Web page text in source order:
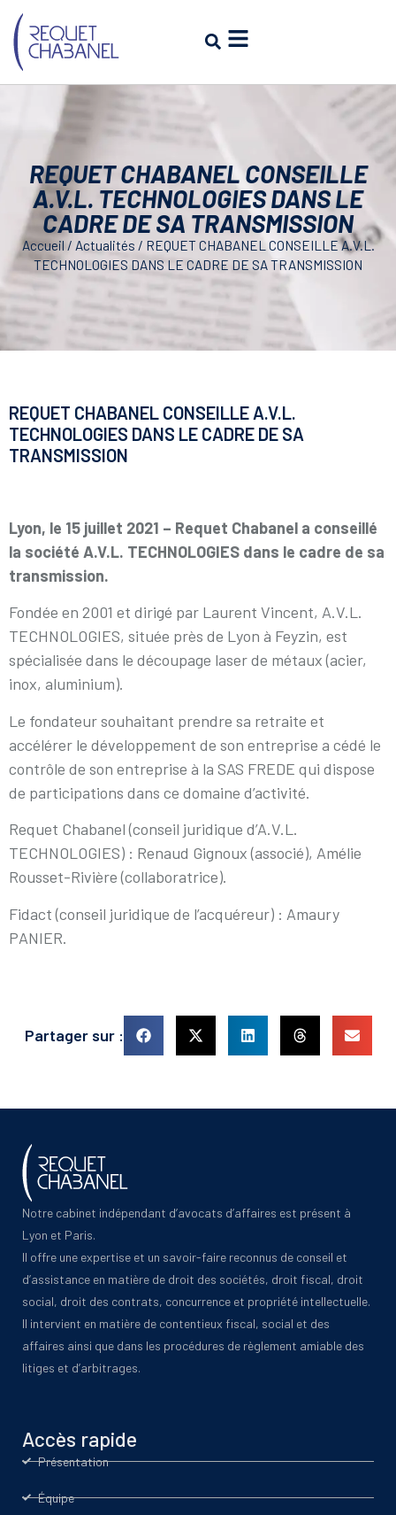
REQUET CHABANEL CONSEILLE
A.V.L. TECHNOLOGIES DANS LE
CADRE DE SA TRANSMISSION
Accueil / Actualités / REQUET CHABANEL CONSEILLE A.V.L.
TECHNOLOGIES DANS LE CADRE DE SA TRANSMISSION
REQUET CHABANEL CONSEILLE A.V.L.
TECHNOLOGIES DANS LE CADRE DE SA
TRANSMISSION
Lyon, le 15 juillet 2021 – Requet Chabanel a conseillé
la société A.V.L. TECHNOLOGIES dans le cadre de sa
transmission.
Fondée en 2001 et dirigé par Laurent Vincent, A.V.L.
TECHNOLOGIES, située près de Lyon à Feyzin, est
spécialisée dans le découpage laser de métaux (acier,
inox, aluminium).
Le fondateur souhaitant prendre sa retraite et
accélérer le développement de son entreprise a cédé le
contrôle de son entreprise à la SAS FREDE qui dispose
de participations dans ce domaine d’activité.
Requet Chabanel (conseil juridique d’A.V.L.
TECHNOLOGIES) : Renaud Gignoux (associé), Amélie
Rousset-Rivière (collaboratrice).
Fidact (conseil juridique de l’acquéreur) : Amaury
PANIER.
Partager sur :
Notre cabinet indépendant d’avocats d’affaires est présent à
Lyon et Paris.
Il offre une expertise et un savoir-faire reconnus de conseil et
d’assistance en matière de droit des sociétés, droit fiscal, droit
social, droit des contrats, concurrence et propriété intellectuelle.
Il intervient en matière de contentieux fiscal, social et des
affaires ainsi que dans les procédures de règlement amiable des
litiges et d’arbitrages.
Accès rapide
Présentation
Équipe